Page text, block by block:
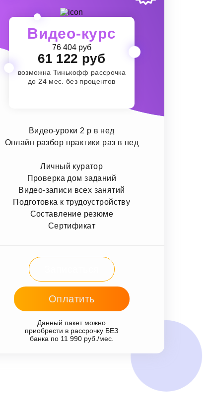
Видео-курс
76 404 руб
61 122 руб
возможна Тинькофф рассрочка
до 24 мес. без процентов
Видео-уроки 2 р в нед
Онлайн разбор практики раз в нед
Личный куратор
Проверка дом заданий
Видео-записи всех занятий
Подготовка к трудоустройству
Составление резюме
Сертификат
Оплатить
Данный пакет можно
приобрести в рассрочку БЕЗ
банка по 11 990 руб./мес.